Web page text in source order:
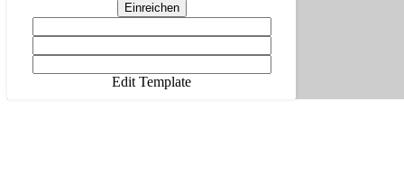
Einreichen
Edit Template